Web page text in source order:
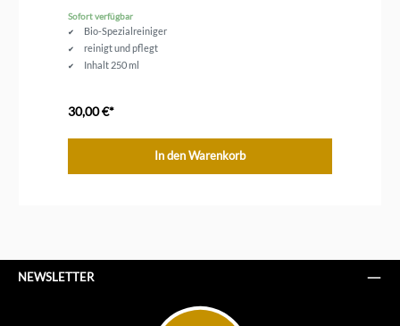
Sofort verfügbar
Bio-Spezialreiniger
reinigt und pflegt
Inhalt 250 ml
30,00 €*
In den Warenkorb
NEWSLETTER